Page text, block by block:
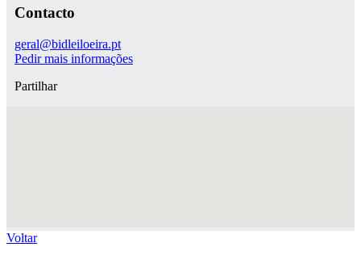
Contacto
geral@bidleiloeira.pt
Pedir mais informações
Partilhar
Voltar